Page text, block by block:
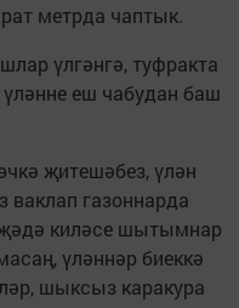
метрда чаптык.
үлгәнгә, туфракта
үләнне еш чабудан баш
җитешәбез, үлән
вак­лап газоннарда
киләсе шытымнар
үләннәр биеккә
шыксыз каракура